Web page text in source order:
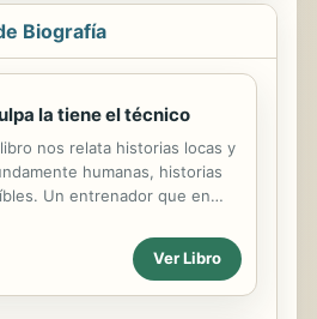
Biografía
la tiene el técnico
nos relata historias locas y
humanas, historias
Un entrenador que en
su vehículo a buscar una
choricera para pelear con
Carrasco. Otro que, para
Ver Libro